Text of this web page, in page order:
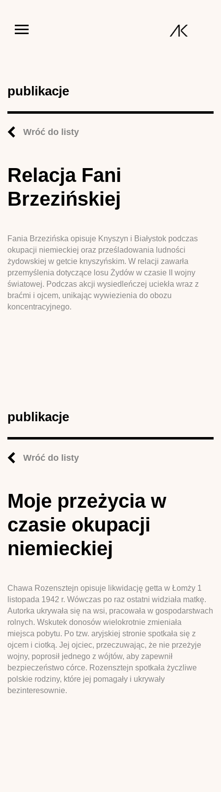
publikacje
Wróć do listy
Relacja Fani
Brzezińskiej
Fania Brzezińska opisuje Knyszyn i Białystok podczas
okupacji niemieckiej oraz prześladowania ludności
żydowskiej w getcie knyszyńskim. W relacji zawarła
przemyślenia dotyczące losu Żydów w czasie II wojny
światowej. Podczas akcji wysiedleńczej uciekła wraz z
braćmi i ojcem, unikając wywiezienia do obozu
koncentracyjnego.
publikacje
Wróć do listy
Moje przeżycia w
czasie okupacji
niemieckiej
Chawa Rozensztejn opisuje likwidację getta w Łomży 1
listopada 1942 r. Wówczas po raz ostatni widziała matkę.
Autorka ukrywała się na wsi, pracowała w gospodarstwach
rolnych. Wskutek donosów wielokrotnie zmieniała
miejsca pobytu. Po tzw. aryjskiej stronie spotkała się z
ojcem i ciotką. Jej ojciec, przeczuwając, że nie przeżyje
wojny, poprosił jednego z wójtów, aby zapewnił
bezpieczeństwo córce. Rozensztejn spotkała życzliwe
polskie rodziny, które jej pomagały i ukrywały
bezinteresownie.